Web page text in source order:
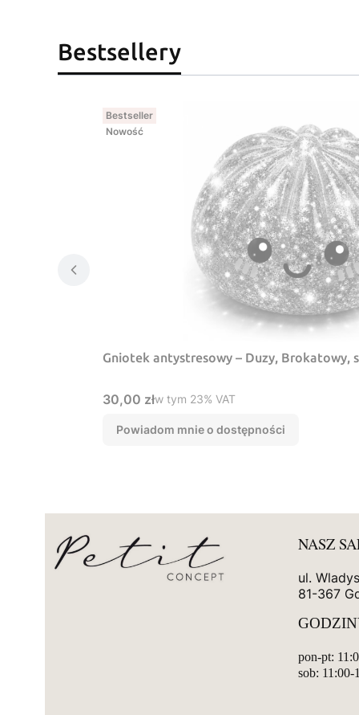
Bestsellery
Bestseller
Nowość
Gniotek antystresowy – Duzy, Brokatowy,
Cena brutto
30,00 złw tym %s VAT
w tym 23% VAT
Powiadom mnie o dostępności
NASZ
ul.
81-367
pon-pt:
sob: 11:00-